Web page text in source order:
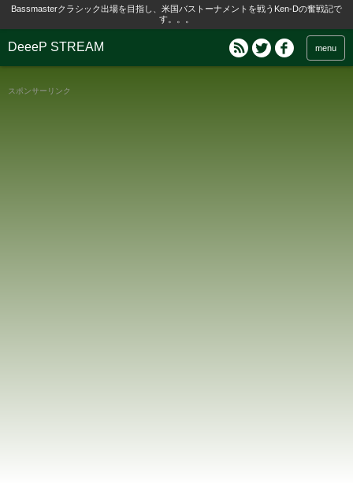
Bassmasterクラシック出場を目指し、米国バストーナメントを戦うKen-Dの奮戦記で
す。。。
DeeeP STREAM menu
スポンサーリンク